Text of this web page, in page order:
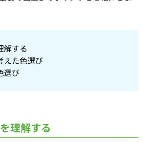
解する
えた色選び
選び
理解する